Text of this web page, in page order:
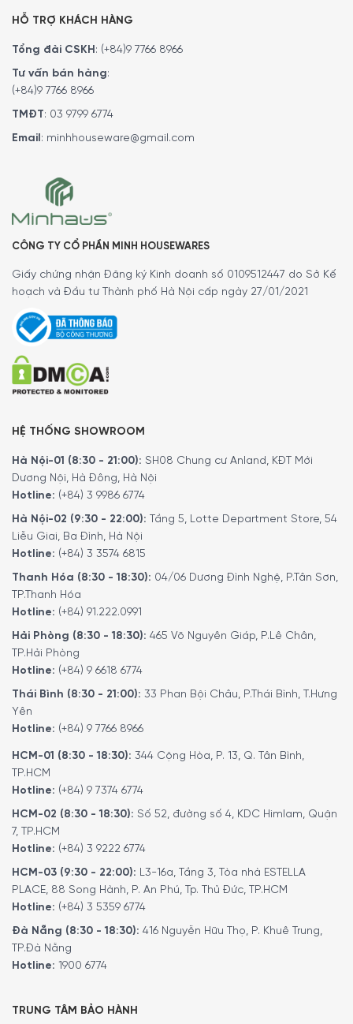
HỖ TRỢ KHÁCH HÀNG
Tổng đài CSKH: (+84)9 7766 8966
Tư vấn bán hàng:
(+84)9 7766 8966
TMĐT: 03 9799 6774
Email: minhhouseware@gmail.com
CÔNG TY CỔ PHẦN MINH HOUSEWARES
Giấy chứng nhận Đăng ký Kinh doanh số 0109512447 do Sở Kế
hoạch và Đầu tư Thành phố Hà Nội cấp ngày 27/01/2021
HỆ THỐNG SHOWROOM
Hà Nội-01 (8:30 - 21:00): SH08 Chung cư Anland, KĐT Mới
Dương Nội, Hà Đông, Hà Nội
Hotline: (+84) 3 9986 6774
Hà Nội-02 (9:30 - 22:00): Tầng 5, Lotte Department Store, 54
Liễu Giai, Ba Đình, Hà Nội
Hotline: (+84) 3 3574 6815
Thanh Hóa (8:30 - 18:30): 04/06 Dương Đình Nghệ, P.Tân Sơn,
TP.Thanh Hóa
Hotline: (+84) 91.222.0991
Hải Phòng (8:30 - 18:30): 465 Võ Nguyên Giáp, P.Lê Chân,
TP.Hải Phòng
Hotline: (+84) 9 6618 6774
Thái Bình (8:30 - 21:00): 33 Phan Bội Châu, P.Thái Bình, T.Hưng
Yên
Hotline: (+84) 9 7766 8966
HCM-01 (8:30 - 18:30): 344 Cộng Hòa, P. 13, Q. Tân Bình,
TP.HCM
Hotline: (+84) 9 7374 6774
HCM-02 (8:30 - 18:30): Số 52, đường số 4, KDC Himlam, Quận
7, TP.HCM
Hotline: (+84) 3 9222 6774
HCM-03 (9:30 - 22:00): L3-16a, Tầng 3, Tòa nhà ESTELLA
PLACE, 88 Song Hành, P. An Phú, Tp. Thủ Đức, TP.HCM
Hotline: (+84) 3 5359 6774
Đà Nẵng (8:30 - 18:30): 416 Nguyễn Hữu Thọ, P. Khuê Trung,
TP.Đà Nẵng
Hotline: 1900 6774
TRUNG TÂM BẢO HÀNH